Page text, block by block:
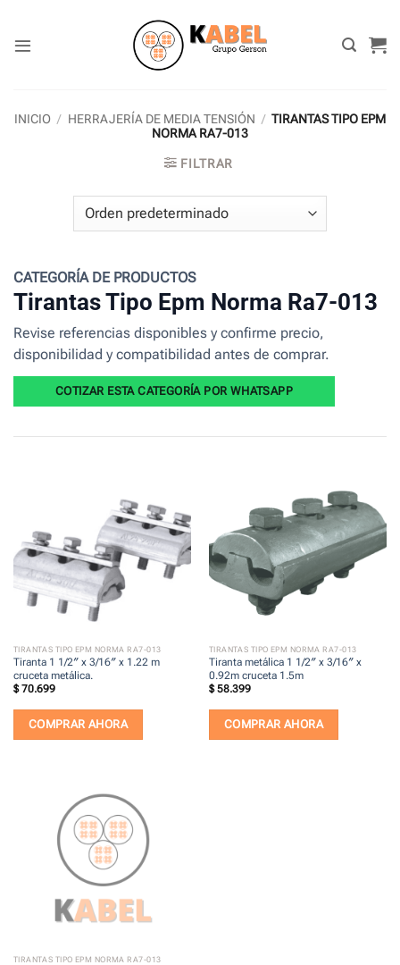
content
INICIO / HERRAJERÍA DE MEDIA TENSIÓN / TIRANTAS TIPO EPM
NORMA RA7-013
FILTRAR
CATEGORÍA DE PRODUCTOS
Tirantas Tipo Epm Norma Ra7-013
Revise referencias disponibles y confirme precio,
disponibilidad y compatibilidad antes de comprar.
COTIZAR ESTA CATEGORÍA POR WHATSAPP
TIRANTAS TIPO EPM NORMA RA7-013
Tiranta 1 1/2″ x 3/16″ x 1.22 m
cruceta metálica.
$70.699
COMPRAR AHORA
TIRANTAS TIPO EPM NORMA RA7-013
Tiranta metálica 1 1/2″ x 3/16″ x
0.92m cruceta 1.5m
$58.399
COMPRAR AHORA
TIRANTAS TIPO EPM NORMA RA7-013